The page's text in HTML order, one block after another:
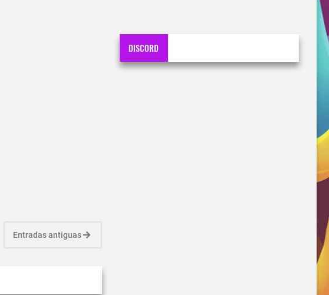
Entradas antiguas
DISCORD